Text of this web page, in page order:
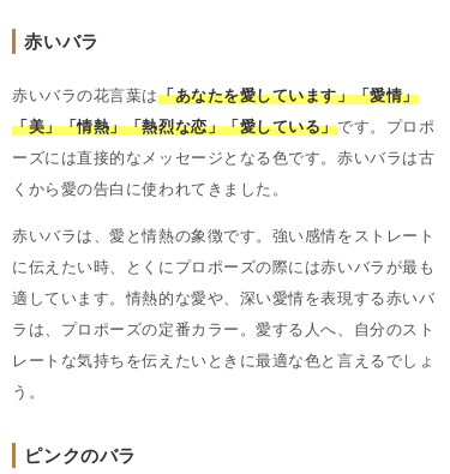
赤いバラ
赤いバラの花言葉は「あなたを愛しています」「愛情」
「美」「情熱」「熱烈な恋」「愛している」です。プロポ
ーズには直接的なメッセージとなる色です。赤いバラは古
くから愛の告白に使われてきました。
赤いバラは、愛と情熱の象徴です。強い感情をストレート
に伝えたい時、とくにプロポーズの際には赤いバラが最も
適しています。情熱的な愛や、深い愛情を表現する赤いバ
ラは、プロポーズの定番カラー。愛する人へ、自分のスト
レートな気持ちを伝えたいときに最適な色と言えるでしょ
う。
ピンクのバラ